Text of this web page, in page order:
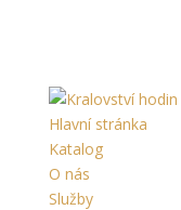
Hlavní stránka
Katalog
O nás
Služby